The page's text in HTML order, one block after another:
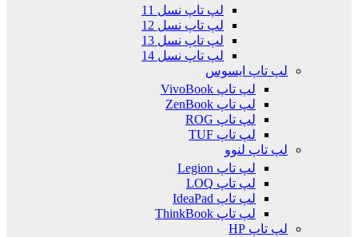
لپ تاپ نسل 11
لپ تاپ نسل 12
لپ تاپ نسل 13
لپ تاپ نسل 14
لپ تاپ ایسوس
لپ تاپ VivoBook
لپ تاپ ZenBook
لپ تاپ ROG
لپ تاپ TUF
لپ تاپ لنوو
لپ تاپ Legion
لپ تاپ LOQ
لپ تاپ IdeaPad
لپ تاپ ThinkBook
لپ تاپ HP